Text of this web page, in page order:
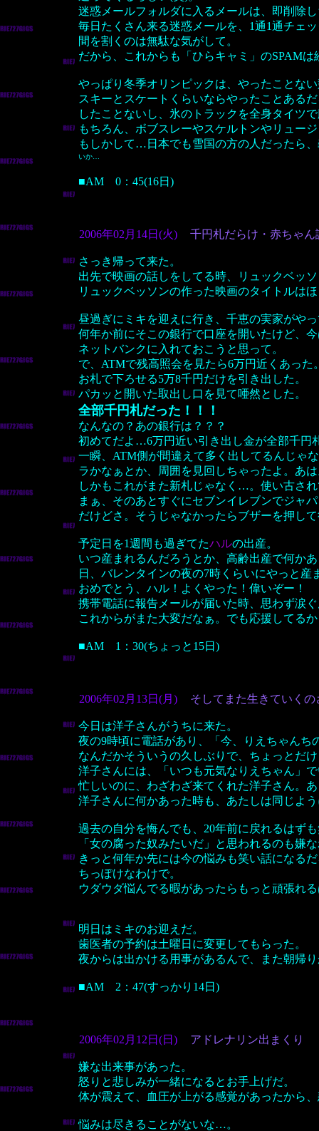
迷惑メールフォルダに入るメールは、即削除
毎日たくさん来る迷惑メールを、1通1通チェ
間を割くのは無駄な気がして。
だから、これからも「ひらキャミ」のSPAM
やっぱり冬季オリンピックは、やったことな
スキーとスケートくらいならやったことある
したことないし、氷のトラックを全身タイツ
もちろん、ボブスレーやスケルトンやリュー
もしかして…日本でも雪国の方の人だったら
いか…
■AM 0：45(16日)
2006年02月14日(火) 千円札だらけ・赤ちゃん
さっき帰って来た。
出先で映画の話しをしてる時、リュックベッ
リュックベッソンの作った映画のタイトルは
昼過ぎにミキを迎えに行き、千恵の実家がや
何年か前にそこの銀行で口座を開いたけど、
ネットバンクに入れておこうと思って。
で、ATMで残高照会を見たら6万円近くあった
お札で下ろせる5万8千円だけを引き出した。
パカッと開いた取出し口を見て唖然とした。
全部千円札だった！！！
なんなの？あの銀行は？？？
初めてだよ…6万円近い引き出し金が全部千円
一瞬、ATM側が間違えて多く出してるんじゃ
ラかなぁとか、周囲を見回しちゃったよ。あ
しかもこれがまた新札じゃなく…。使い古さ
まぁ、そのあとすぐにセブンイレブンでジャ
だけどさ。そうじゃなかったらブザーを押し
予定日を1週間も過ぎてたハルの出産。
いつ産まれるんだろうとか、高齢出産で何か
日、バレンタインの夜の7時くらいにやっと産
おめでとう、ハル！よくやった！偉いぞー！
携帯電話に報告メールが届いた時、思わず涙
これからがまた大変だなぁ。でも応援してる
■AM 1：30(ちょっと15日)
2006年02月13日(月) そしてまた生きていくの
今日は洋子さんがうちに来た。
夜の9時頃に電話があり、「今、りえちゃん
なんだかそういうの久しぶりで、ちょっとだ
洋子さんには、「いつも元気なりえちゃん」
忙しいのに、わざわざ来てくれた洋子さん。
洋子さんに何かあった時も、あたしは同じよ
過去の自分を悔んでも、20年前に戻れるはず
「女の腐った奴みたいだ」と思われるのも嫌
きっと何年か先には今の悩みも笑い話になる
ちっぽけなわけで。
ウダウダ悩んでる暇があったらもっと頑張れ
明日はミキのお迎えだ。
歯医者の予約は土曜日に変更してもらった。
夜からは出かける用事があるんで、また朝帰
■AM 2：47(すっかり14日)
2006年02月12日(日) アドレナリン出まくり
嫌な出来事があった。
怒りと悲しみが一緒になるとお手上げだ。
体が震えて、血圧が上がる感覚があったから
悩みは尽きることがないな…。